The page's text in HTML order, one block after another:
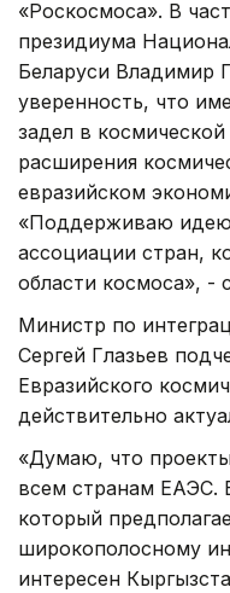
«Роскосмоса». В
президиума
Беларуси Владимир
уверенность, что
задел в
расширения
евразийском
«Поддерживаю идею
ассоциации стран,
области космоса», -
Министр по
Сергей Глазьев
Евразийского
действительно
«Думаю, что
всем странам ЕАЭС.
который
широкополосному
интересен